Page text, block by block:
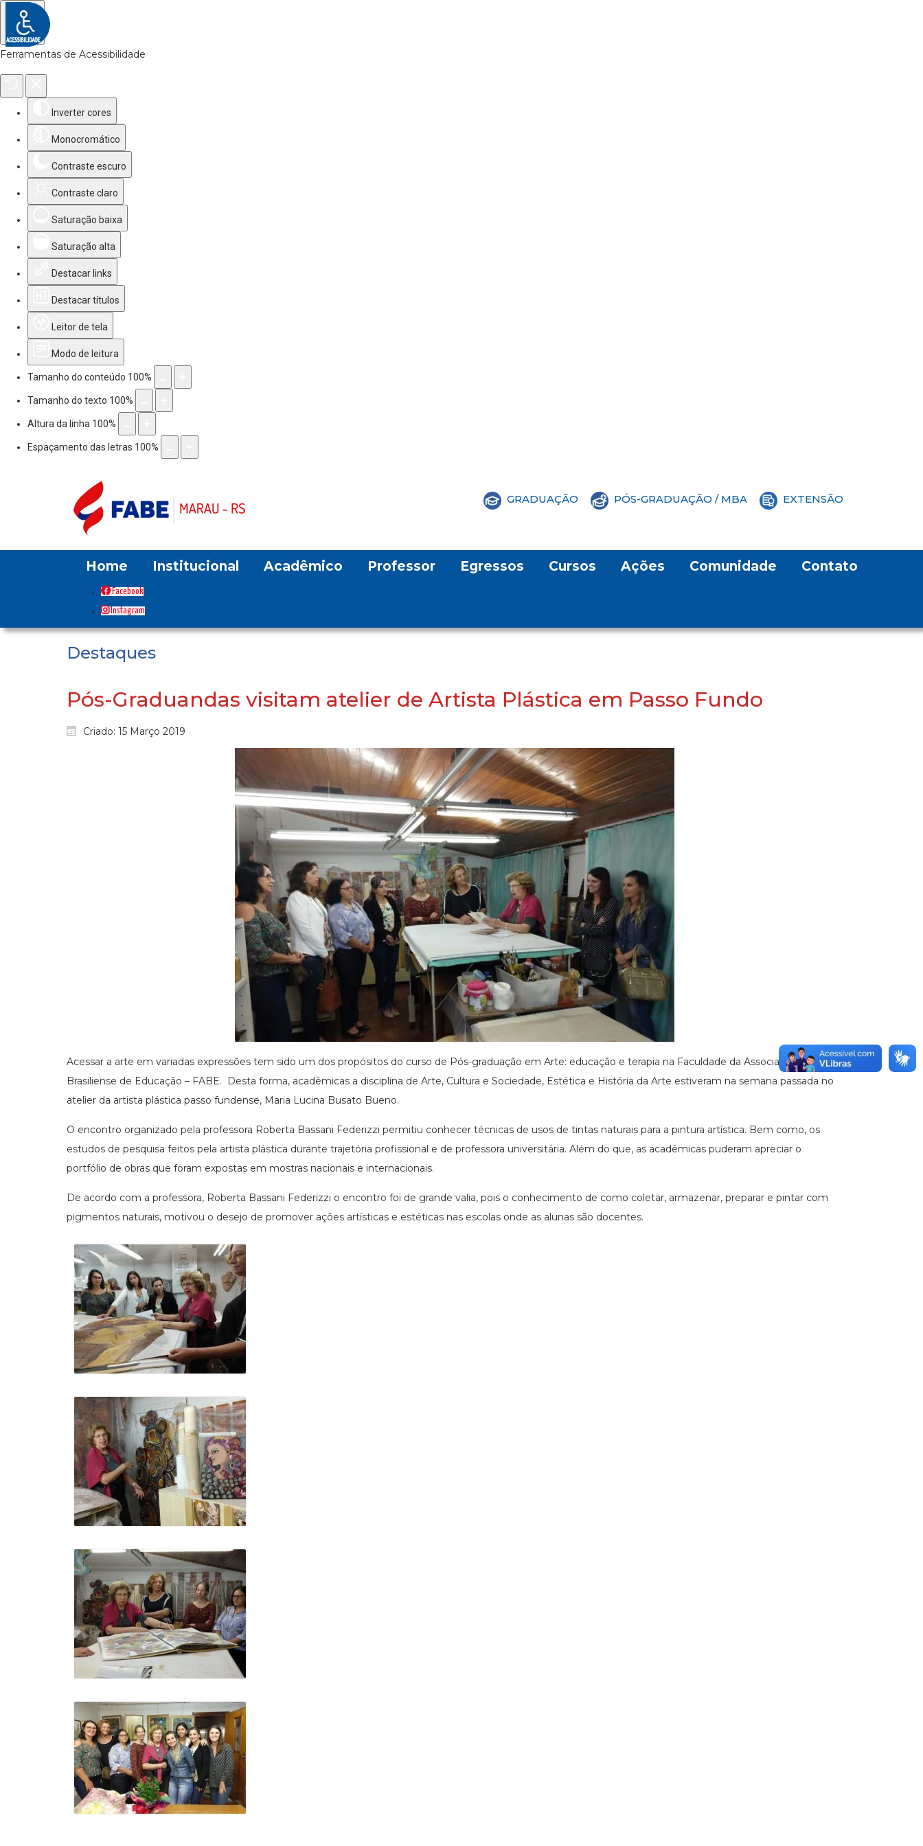
Ferramentas de Acessibilidade
Inverter cores
Monocromático
Contraste escuro
Contraste claro
Saturação baixa
Saturação alta
Destacar links
Destacar títulos
Leitor de tela
Modo de leitura
Tamanho do conteúdo 100%
Tamanho do texto 100%
Altura da linha 100%
Espaçamento das letras 100%
GRADUAÇÃO PÓS-GRADUAÇÃO / MBA EXTENSÃO
Home Institucional Acadêmico Professor Egressos Cursos Ações Comunidade Contato
Facebook
Instagram
Destaques
Pós-Graduandas visitam atelier de Artista Plástica em Passo Fundo
Criado: 15 Março 2019
Acessar a arte em variadas expressões tem sido um dos propósitos do curso de Pós-graduação em Arte: educação e terapia na Faculdade da Associação
Brasiliense de Educação – FABE. Desta forma, acadêmicas a disciplina de Arte, Cultura e Sociedade, Estética e História da Arte estiveram na semana passada no
atelier da artista plástica passo fundense, Maria Lucina Busato Bueno.
O encontro organizado pela professora Roberta Bassani Federizzi permitiu conhecer técnicas de usos de tintas naturais para a pintura artística. Bem como, os
estudos de pesquisa feitos pela artista plástica durante trajetória profissional e de professora universitária. Além do que, as acadêmicas puderam apreciar o
portfólio de obras que foram expostas em mostras nacionais e internacionais.
De acordo com a professora, Roberta Bassani Federizzi o encontro foi de grande valia, pois o conhecimento de como coletar, armazenar, preparar e pintar com
pigmentos naturais, motivou o desejo de promover ações artísticas e estéticas nas escolas onde as alunas são docentes.